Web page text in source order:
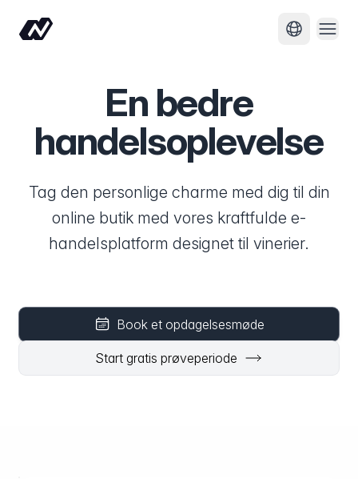
Skift sprog
Åbn
En bedre
handelsoplevelse
Tag den personlige charme med dig til din
online butik med vores kraftfulde e-
handelsplatform designet til vinerier.
Book et opdagelsesmøde
Start gratis prøveperiode